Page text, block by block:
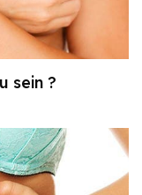
sein ?